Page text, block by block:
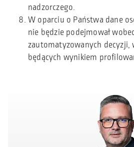
nadzorczego.
W oparciu o Państwa dane
nie będzie podejmował
zautomatyzowanych decyzji,
będących wynikiem